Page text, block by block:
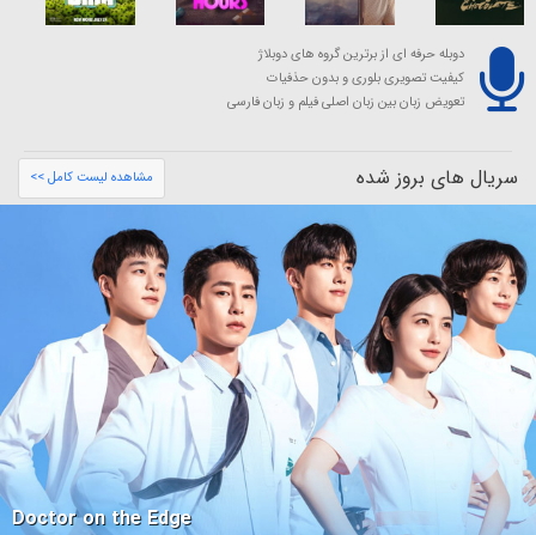
دوبله حرفه ای از برترین گروه های دوبلاژ
کیفیت تصویری بلوری و بدون حذفیات
تعویض زبان بین زبان اصلی فیلم و زبان فارسی
سریال های بروز شده مشاهده لیست کامل >>
Doctor on the Edge